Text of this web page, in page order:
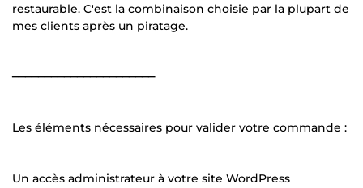
restaurable. C'est la combinaison choisie par la plupart de
mes clients après un piratage.
━━━━━━━━━━━━━━━━━━━━━━
Les éléments nécessaires pour valider votre commande :
Un accès administrateur à votre site WordPress